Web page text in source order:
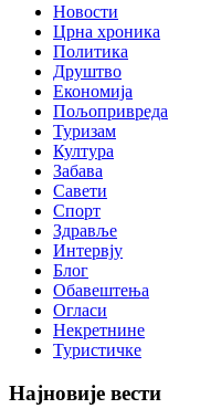
Новости
Црна хроника
Политика
Друштво
Економија
Пољопривреда
Туризам
Култура
Забава
Савети
Спорт
Здравље
Интервју
Блог
Обавештења
Огласи
Некретнине
Туристичке
Најновије вести